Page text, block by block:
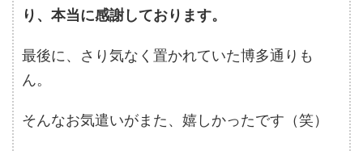
り、本当に感謝しております。
最後に、さり気なく置かれていた博多通りも
ん。
そんなお気遣いがまた、嬉しかったです（笑）